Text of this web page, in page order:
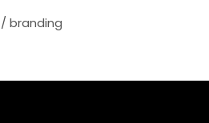
/ branding